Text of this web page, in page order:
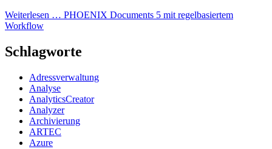
Weiterlesen … PHOENIX Documents 5 mit regelbasiertem
Workflow
Schlagworte
Adressverwaltung
Analyse
AnalyticsCreator
Analyzer
Archivierung
ARTEC
Azure